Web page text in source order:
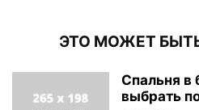
ЭТО МОЖЕТ
Спальня в
выбрать